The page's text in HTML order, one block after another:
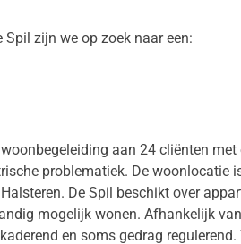
zijn we op zoek naar een:
aan 24 cliënten
problematiek. De woonlocatie
De Spil beschikt over
mogelijk wonen. Afhankelijk
en soms gedrag